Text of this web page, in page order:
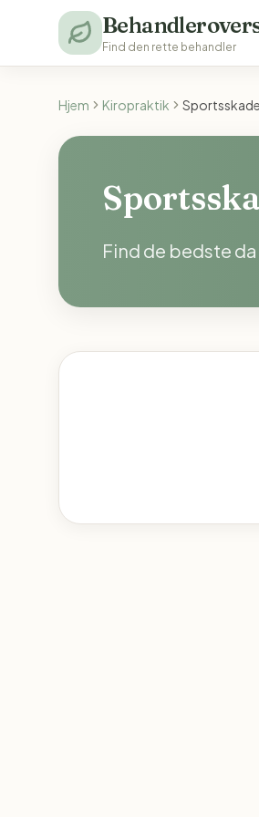
Find den rette behandler
Hjem Kiropraktik
Find de bedste